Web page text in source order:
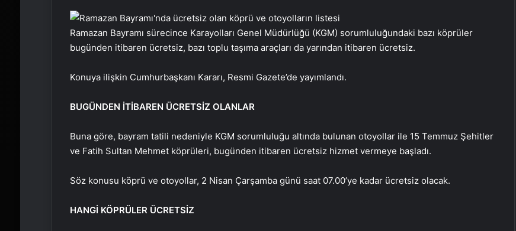
Ramazan Bayramı sürecince Karayolları Genel Müdürlüğü (KGM) sorumluluğundaki bazı köprüler
bugünden itibaren ücretsiz, bazı toplu taşıma araçları da yarından itibaren ücretsiz.
Konuya ilişkin Cumhurbaşkanı Kararı, Resmi Gazete’de yayımlandı.
BUGÜNDEN İTİBAREN ÜCRETSİZ OLANLAR
Buna göre, bayram tatili nedeniyle KGM sorumluluğu altında bulunan otoyollar ile 15 Temmuz Şehitler
ve Fatih Sultan Mehmet köprüleri, bugünden itibaren ücretsiz hizmet vermeye başladı.
Söz konusu köprü ve otoyollar, 2 Nisan Çarşamba günü saat 07.00’ye kadar ücretsiz olacak.
HANGİ KÖPRÜLER ÜCRETSİZ